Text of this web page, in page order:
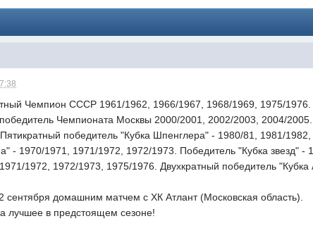
Чемпион СССР 1961/1962, 1966/1967, 1968/1969, 1975/1976.
Чемпионата Москвы 2000/2001, 2002/2003, 2004/
победитель "Кубка Шпенглера" - 1980/81, 1981/
- 1970/1971, 1971/1972, 1972/1973. Победитель "Кубка звезд" -
1972, 1972/1973, 1975/1976. Двухкратный победитель
сентября домашним матчем с ХК Атлант (Московская область).
лучшее в предстоящем сезоне!